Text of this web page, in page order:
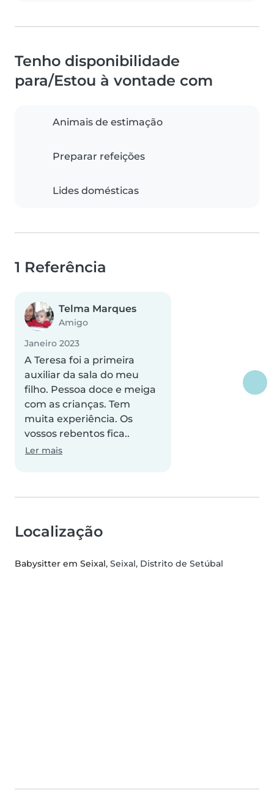
Tenho disponibilidade
para/Estou à vontade com
Animais de estimação
Preparar refeições
Lides domésticas
1 Referência
Telma Marques
Amigo
Janeiro 2023
A Teresa foi a primeira
auxiliar da sala do meu
filho. Pessoa doce e meiga
com as crianças. Tem
muita experiência. Os
vossos rebentos fica..
Ler mais
Localização
Babysitter em Seixal, Seixal, Distrito de Setúbal